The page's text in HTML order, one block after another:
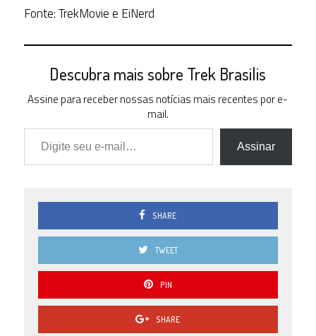
Fonte: TrekMovie e EiNerd
Descubra mais sobre Trek Brasilis
Assine para receber nossas notícias mais recentes por e-
mail.
Digite seu e-mail…
Assinar
SHARE
TWEET
PIN
SHARE